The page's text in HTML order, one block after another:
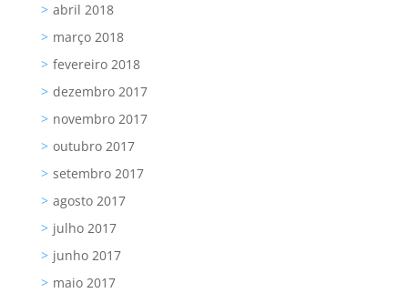
abril 2018
março 2018
fevereiro 2018
dezembro 2017
novembro 2017
outubro 2017
setembro 2017
agosto 2017
julho 2017
junho 2017
maio 2017